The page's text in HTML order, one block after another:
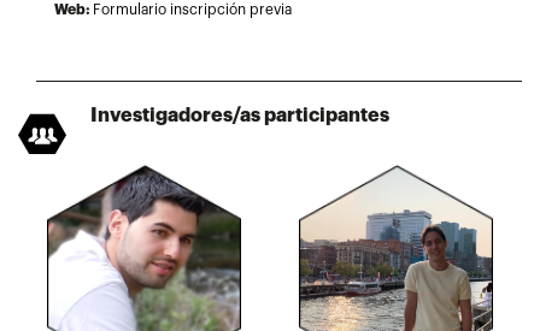
Web: Formulario inscripción previa
Investigadores/as participantes